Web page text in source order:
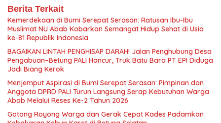
Berita Terkait
Kemerdekaan di Bumi Serepat Serasan: Ratusan Ibu-Ibu
Muslimat NU Abab Kobarkan Semangat Hidup Sehat di Usia
ke-81 Republik Indonesia
BAGAIKAN LINTAH PENGHISAP DARAH! Jalan Penghubung Desa
Pengabuan–Betung PALI Hancur, Truk Batu Bara PT EPI Diduga
Jadi Biang Kerok
Menjemput Aspirasi di Bumi Serepat Serasan: Pimpinan dan
Anggota DPRD PALI Turun Langsung Serap Kebutuhan Warga
Abab Melalui Reses Ke-2 Tahun 2026
Gotong Royong Warga dan Gerak Cepat Kades Padamkan